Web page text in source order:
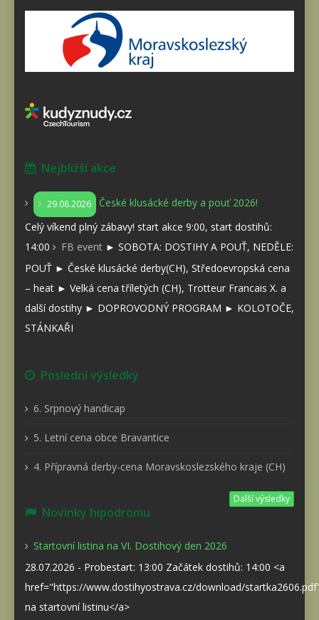
Nejbližší akce
29.08.2026
České klusácké derby a pouť 2026!
Celý víkend plný zábavy! start akce 9:00, start dostihů:
14:00
FB event ► SOBOTA: DOSTIHY A POUŤ, NEDĚLE:
POUŤ ► České klusácké derby(CH), Středoevropská cena
– heat ► Velká cena tříletých (CH), Trotteur Francais X. a
další dostihy ► DOPROVODNÝ PROGRAM ► KOLOTOČE,
STÁNKAŘI
Poslední výsledky
6. Srpnový handicap
5. Letní cena obce Bravantice
4. Přípravná derby-cena Moravskoslezského kraje (CH)
Další výsledky
Novinky hipodromu
Startovní listina na VI. Dostihový den 2026
28.07.2026 - Probestart: 13:00 Začátek dostihů: 14:00 <a
href="https://www.dostihyostrava.cz/download/
na startovní listinu</a>